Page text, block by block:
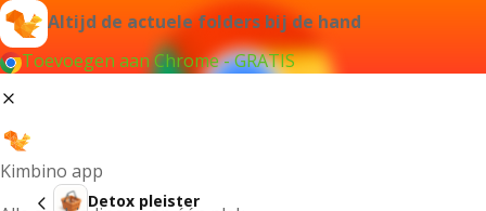
Altijd de actuele folders bij de hand
Toevoegen aan Chrome - GRATIS
Kimbino app
Detox pleister